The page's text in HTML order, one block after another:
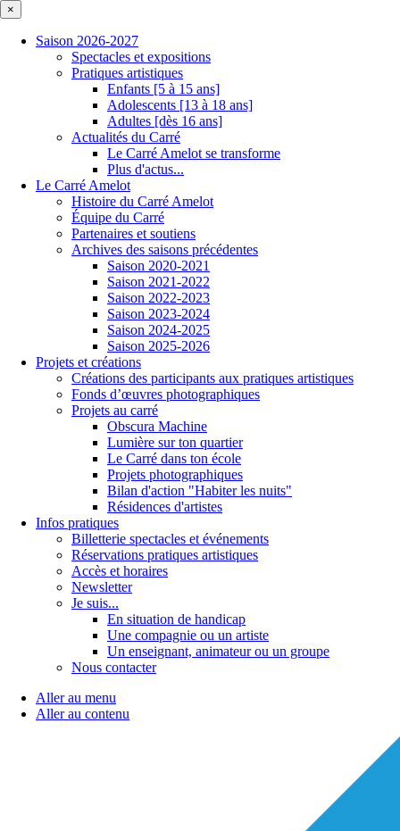
×
Saison 2026-2027
Spectacles et expositions
Pratiques artistiques
Enfants [5 à 15 ans]
Adolescents [13 à 18 ans]
Adultes [dès 16 ans]
Actualités du Carré
Le Carré Amelot se transforme
Plus d'actus...
Le Carré Amelot
Histoire du Carré Amelot
Équipe du Carré
Partenaires et soutiens
Archives des saisons précédentes
Saison 2020-2021
Saison 2021-2022
Saison 2022-2023
Saison 2023-2024
Saison 2024-2025
Saison 2025-2026
Projets et créations
Créations des participants aux pratiques artistiques
Fonds d’œuvres photographiques
Projets au carré
Obscura Machine
Lumière sur ton quartier
Le Carré dans ton école
Projets photographiques
Bilan d'action "Habiter les nuits"
Résidences d'artistes
Infos pratiques
Billetterie spectacles et événements
Réservations pratiques artistiques
Accès et horaires
Newsletter
Je suis...
En situation de handicap
Une compagnie ou un artiste
Un enseignant, animateur ou un groupe
Nous contacter
Aller au menu
Aller au contenu